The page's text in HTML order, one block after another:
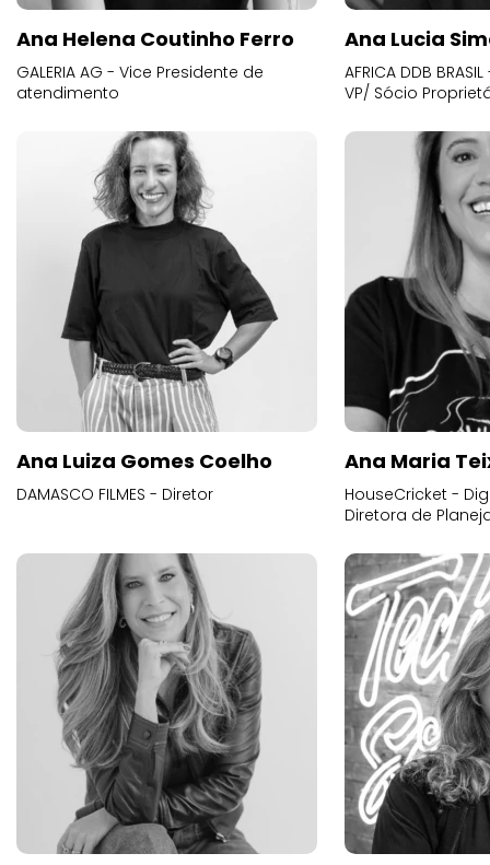
Ana Helena Coutinho Ferro
GALERIA AG - Vice Presidente de
atendimento
Ana Lucia
AFRICA DDB
VP/ Sócio
Ana Luiza Gomes Coelho
DAMASCO FILMES - Diretor
Ana Maria
HouseCricket -
Diretora de